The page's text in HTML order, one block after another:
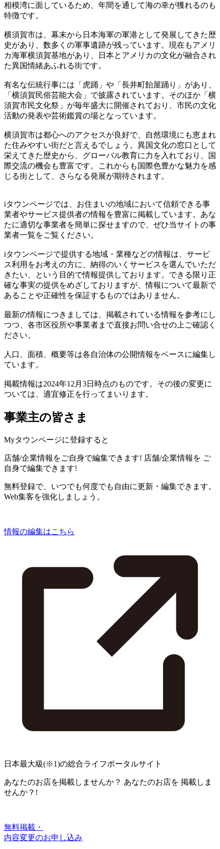
相模湾に面しているため、年間を通して海の幸が獲れるのも
特徴です。
横須賀市は、幕末から日本海軍の軍港として発展してきた歴
史があり、数多くの軍事遺跡が残っています。現在もアメリ
カ海軍横須賀基地があり、日本とアメリカの文化が融合され
た異国情緒あふれる街です。
有名な伝統行事には「虎踊」や「長井町飴屋踊り」があり、
「横須賀民俗芸能大会」で披露されています。そのほか「横
須賀市民文化祭」が毎年盛大に開催されており、市民の文化
活動の発表や芸術鑑賞の場となっています。
横須賀市は都心へのアクセスが良好で、自然環境にも恵まれ
た住みやすい街だと言えるでしょう。異国文化の窓口として
栄えてきた歴史から、グローバル教育に力を入れており、国
際交流の機会も豊富です。これからも国際色豊かな魅力を感
じる街として、さらなる発展が期待されます。
iタウンページでは、お住まいの地域において信頼できる事
業者やサービス提供者の情報を豊富に掲載しています。あな
たに適切な事業者を簡単に探せますので、ぜひ当サイトの事
業者一覧をご覧ください。
iタウンページで提供する地域・業種などの情報は、サービ
ス利用をお考えの方に、納得のいくサービスを選んでいただ
きたい、という目的で情報提供しております。できる限り正
確な事実の提供をめざしておりますが、情報について最新で
あることや正確性を保証するものではありません。
最新の情報につきましては、掲載されている情報を参考にし
つつ、各市区役所や事業者まで直接お問い合せの上ご確認く
ださい。
人口、面積、概要等は各自治体の公開情報をベースに編集し
ています。
掲載情報は2024年12月3日時点のものです。その後の変更に
ついては、適宜修正を行ってまいります。
事業主の皆さま
Myタウンページに登録すると
店舗/企業情報をご自身で編集できます! 店舗/企業情報を ご
自身で編集できます!
無料登録で、いつでも何度でも自由に更新・編集できます。
Web集客を強化しましょう。
情報の編集はこちら
日本最大級(※1)の総合ライフポータルサイト
あなたのお店を掲載しませんか？ あなたのお店を 掲載しま
せんか？!
無料掲載・
内容変更のお申し込み